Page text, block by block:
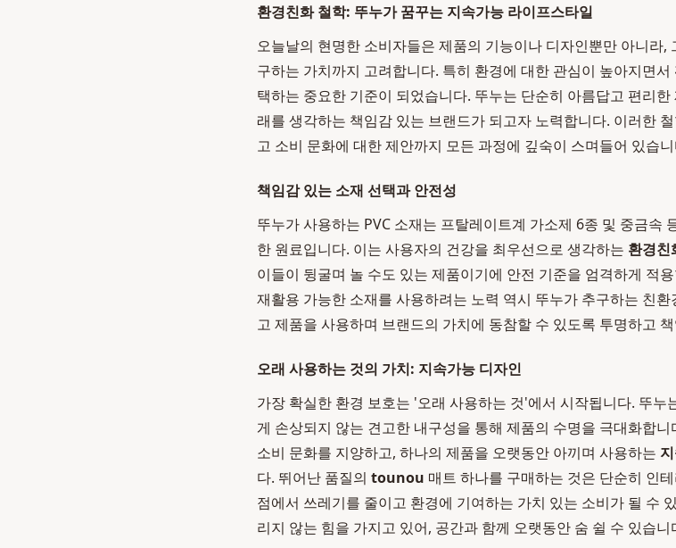
환경친화 철학: 뚜누가 꿈꾸는 지속가능 라이프스타일
오늘날의 현명한 소비자들은 제품의 기능이나 디자인뿐만 아니라
구하는 가치까지 고려합니다. 특히 환경에 대한 관심이 높아지면서
택하는 중요한 기준이 되었습니다. 뚜누는 단순히 아름답고 편리
래를 생각하는 책임감 있는 브랜드가 되고자 노력합니다. 이러한
고 소비 문화에 대한 제안까지 모든 과정에 깊숙이 스며들어 있습
책임감 있는 소재 선택과 안전성
뚜누가 사용하는 PVC 소재는 프탈레이트계 가소제 6종 및 중금속
한 원료입니다. 이는 사용자의 건강을 최우선으로 생각하는 환경친
이들이 뒹굴며 놀 수도 있는 제품이기에 안전 기준을 엄격하게 적
재활용 가능한 소재를 사용하려는 노력 역시 뚜누가 추구하는 친
고 제품을 사용하며 브랜드의 가치에 동참할 수 있도록 투명하고
오래 사용하는 것의 가치: 지속가능 디자인
가장 확실한 환경 보호는 '오래 사용하는 것'에서 시작됩니다. 뚜누
게 손상되지 않는 견고한 내구성을 통해 제품의 수명을 극대화합
소비 문화를 지양하고, 하나의 제품을 오랫동안 아끼며 사용하는
다. 뛰어난 품질의 tounou 매트 하나를 구매하는 것은 단순히 인
점에서 쓰레기를 줄이고 환경에 기여하는 가치 있는 소비가 될 수
리지 않는 힘을 가지고 있어, 공간과 함께 오랫동안 숨 쉴 수 있습니